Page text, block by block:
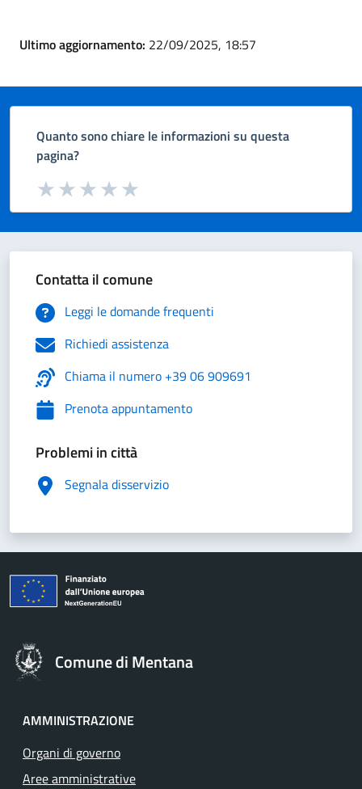
Ultimo aggiornamento: 22/09/2025, 18:57
Quanto sono chiare le informazioni su questa
pagina?
Valuta da 1 a 5 stelle la pagina
Valuta 5 stelle su 5
Valuta 4 stelle su 5
Valuta 3 stelle su 5
Valuta 2 stelle su 5
Valuta 1 stelle su 5
Contatta il comune
Leggi le domande frequenti
Richiedi assistenza
Chiama il numero +39 06 909691
Prenota appuntamento
Problemi in città
Segnala disservizio
Comune di Mentana
AMMINISTRAZIONE
Organi di governo
Aree amministrative